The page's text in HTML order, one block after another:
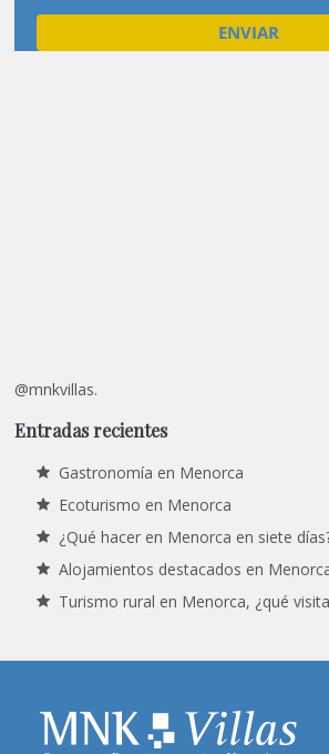
@mnkvillas.
Entradas recientes
Gastronomía en Menorca
Ecoturismo en Menorca
¿Qué hacer en Menorca en siete
Alojamientos destacados en
Turismo rural en Menorca, ¿qué